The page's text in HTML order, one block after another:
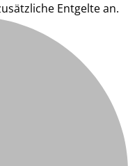
Entgelte an.